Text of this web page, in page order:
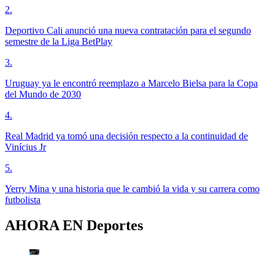
2.
Deportivo Cali anunció una nueva contratación para el segundo
semestre de la Liga BetPlay
3.
Uruguay ya le encontró reemplazo a Marcelo Bielsa para la Copa
del Mundo de 2030
4.
Real Madrid ya tomó una decisión respecto a la continuidad de
Vinícius Jr
5.
Yerry Mina y una historia que le cambió la vida y su carrera como
futbolista
AHORA EN Deportes